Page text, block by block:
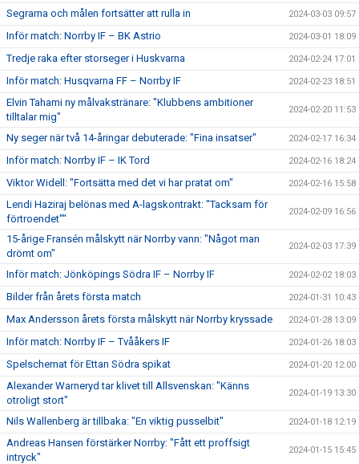
Segrarna och målen fortsätter att rulla in 2024-03-03 09:57
Inför match: Norrby IF – BK Astrio 2024-03-01 18:09
Tredje raka efter storseger i Huskvarna 2024-02-24 17:01
Inför match: Husqvarna FF – Norrby IF 2024-02-23 18:51
Elvin Tahami ny målvakstränare: "Klubbens ambitioner
tilltalar mig"
2024-02-20 11:53
Ny seger när två 14-åringar debuterade: "Fina insatser" 2024-02-17 16:34
Inför match: Norrby IF – IK Tord 2024-02-16 18:24
Viktor Widell: "Fortsätta med det vi har pratat om" 2024-02-16 15:58
Lendi Haziraj belönas med A-lagskontrakt: "Tacksam för
förtroendet""
2024-02-09 16:56
15-årige Fransén målskytt när Norrby vann: "Något man
drömt om"
2024-02-03 17:39
Inför match: Jönköpings Södra IF – Norrby IF 2024-02-02 18:03
Bilder från årets första match 2024-01-31 10:43
Max Andersson årets första målskytt när Norrby kryssade 2024-01-28 13:09
Inför match: Norrby IF – Tvååkers IF 2024-01-26 18:03
Spelschemat för Ettan Södra spikat 2024-01-20 12:00
Alexander Warneryd tar klivet till Allsvenskan: "Känns
otroligt stort"
2024-01-19 13:30
Nils Wallenberg är tillbaka: "En viktig pusselbit" 2024-01-18 12:19
Andreas Hansen förstärker Norrby: "Fått ett proffsigt
intryck"
2024-01-15 15:45